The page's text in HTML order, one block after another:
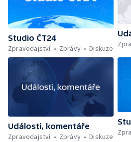
Studio ČT24
Zpravodajství
Zprávy Diskuze
Události, komentáře
Zpravodajství
Zprávy Diskuze